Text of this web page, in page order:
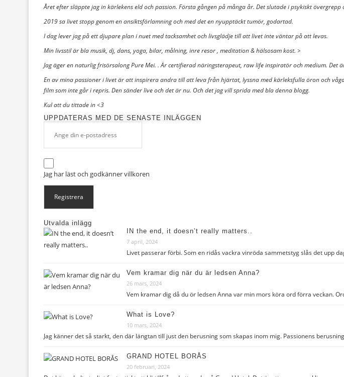
Året efter släppte jag in kärlekens eld och passion. Första gången på många år. Det slutade i psykiskt
2019 sa livet stopp genom en ansiktsförlamning och med det en nyupptäckt tumör, godartad.
I dag lever jag på ett djupare plan i nuet med tacksamhet och livsglädje till att livet inte väntar på att levas.
Min livsstil är bla musik, dj, dans, yoga, bilar, målning, inre resor , meditation & hälsosam kost. >
Jag äger en naturlig frisörsalong Pure Mei. . Är certifierad näringsterapeut, raw life inspiratör och medium. Det
En av mina passioner i livet är att inspirera andra till att leva från hjärtat, lyssna med kärleksfulla öron och
film som inte går i repris. Den sänder live och det är nu. Och det jag vill sprida med bla denna blogg.
Kul att du tittade in <3
UPPDATERAS MED DE SENASTE INLÄGGEN
Jag har läst och godkännervillkoren
Utvalda inlägg
IN the end, it doesn’t really matters..
7 april, 2024
Livet passerar förbi. Som en ridås vackra vinröda sammetstyg slås det upp
Vem kramar dig när du är ledsen Anna?
26 mars, 2024
Vem kramar dig då du ör ledsen Anna var min mors köra ord förra veckan.
What is Love?
10 mars, 2024
Jag känner det så starkt, den där längtan till just den berusning som skapas inom mig. Passionens
GRAND HOTEL BORÅS
20 februari, 2024